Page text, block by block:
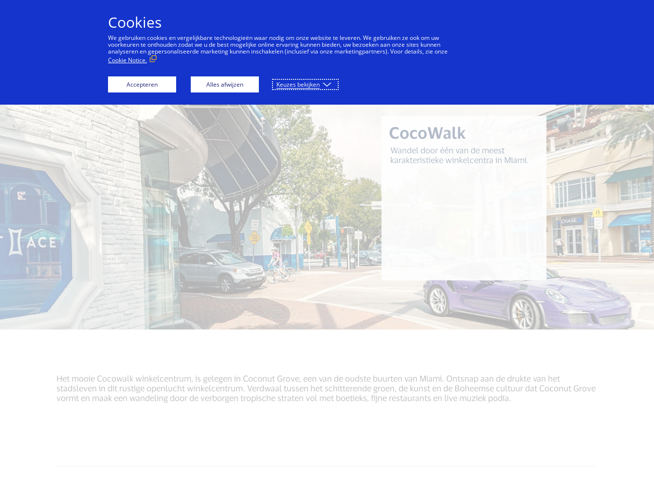
CocoWalk
Wandel door één van de meest
karakteristieke winkelcentra in Miami.
Het mooie Cocowalk winkelcentrum, is gelegen in Coconut Grove, een van de oudste buurten van Miami. Ontsnap aan de drukte van het
stadsleven in dit rustige openlucht winkelcentrum. Verdwaal tussen het schitterende groen, de kunst en de Boheemse cultuur dat Coconut Grove
vormt en maak een wandeling door de verborgen tropische straten vol met boetieks, fijne restaurants en live muziek podia.
Cookies
We gebruiken cookies en vergelijkbare technologieën waar nodig om onze website te leveren. We gebruiken ze ook om uw
voorkeuren te onthouden zodat we u de best mogelijke online ervaring kunnen bieden, uw bezoeken aan onze sites kunnen
analyseren en gepersonaliseerde marketing kunnen inschakelen (inclusief via onze marketingpartners). Voor details, zie onze
Cookie Notice.
Accepteren Alles afwijzen Keuzes bekijken